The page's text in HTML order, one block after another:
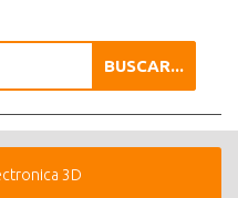
BUSCAR...
3D